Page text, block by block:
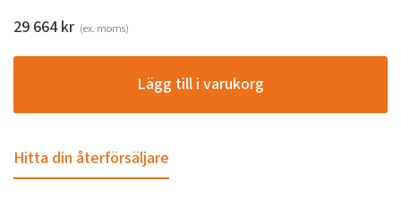
29 664kr (ex. moms)
Lägg till i varukorg
Hitta din återförsäljare